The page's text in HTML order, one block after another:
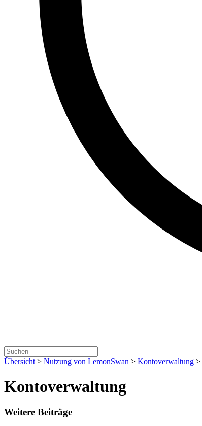
Übersicht > Nutzung von LemonSwan > Kontoverwaltung >
Kontoverwaltung
Weitere Beiträge